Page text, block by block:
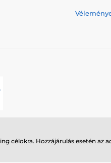
célokra. Hozzájárulás esetén az